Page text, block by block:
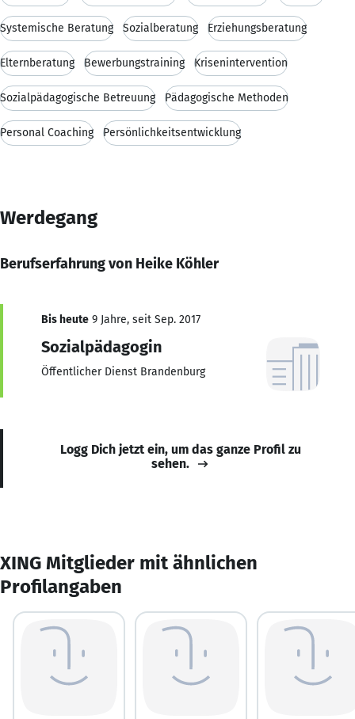
Systemische Beratung Sozialberatung Erziehungsberatung
Elternberatung Bewerbungstraining Krisenintervention
Sozialpädagogische Betreuung Pädagogische Methoden
Personal Coaching Persönlichkeitsentwicklung
Werdegang
Berufserfahrung von Heike Köhler
Bis heute 9 Jahre, seit Sep. 2017
Sozialpädagogin
Öffentlicher Dienst Brandenburg
Logg Dich jetzt ein, um das ganze Profil zu
sehen.
XING Mitglieder mit ähnlichen
Profilangaben